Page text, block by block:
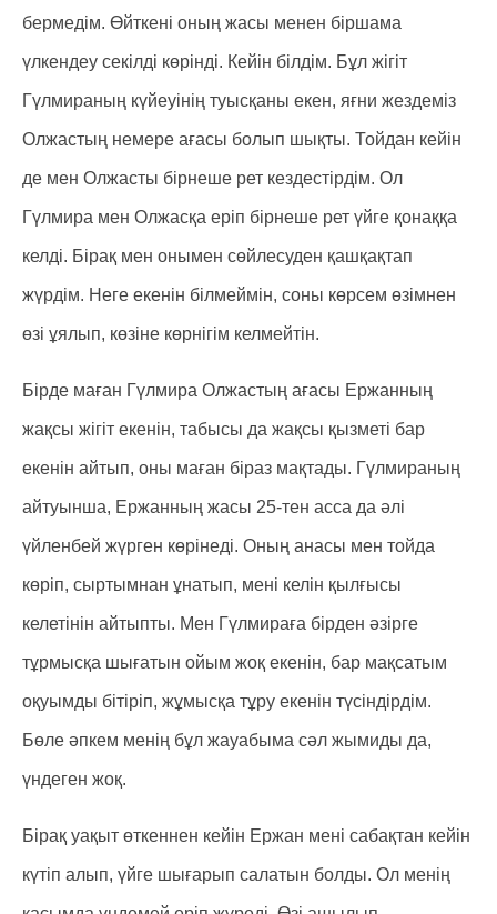
бермедім. Өйткені оның жасы менен біршама
үлкендеу секілді көрінді. Кейін білдім. Бұл жігіт
Гүлмираның күйеуінің туысқаны екен, яғни жездеміз
Олжастың немере ағасы болып шықты. Тойдан кейін
де мен Олжасты бірнеше рет кездестірдім. Ол
Гүлмира мен Олжасқа еріп бірнеше рет үйге қонаққа
келді. Бірақ мен онымен сөйлесуден қашқақтап
жүрдім. Неге екенін білмеймін, соны көрсем өзімнен
өзі ұялып, көзіне көрнігім келмейтін.
Бірде маған Гүлмира Олжастың ағасы Ержанның
жақсы жігіт екенін, табысы да жақсы қызметі бар
екенін айтып, оны маған біраз мақтады. Гүлмираның
айтуынша, Ержанның жасы 25-тен асса да әлі
үйленбей жүрген көрінеді. Оның анасы мен тойда
көріп, сыртымнан ұнатып, мені келін қылғысы
келетінін айтыпты. Мен Гүлмираға бірден әзірге
тұрмысқа шығатын ойым жоқ екенін, бар мақсатым
оқуымды бітіріп, жұмысқа тұру екенін түсіндірдім.
Бөле әпкем менің бұл жауабыма сәл жымиды да,
үндеген жоқ.
Бірақ уақыт өткеннен кейін Ержан мені сабақтан кейін
күтіп алып, үйге шығарып салатын болды. Ол менің